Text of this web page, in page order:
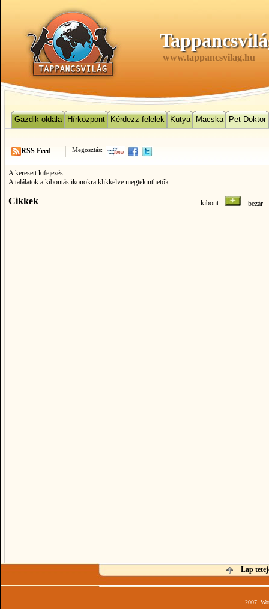
www.tappancsvilag.hu
Gazdik oldala Hírközpont Kérdezz-felelek Kutya Macska Pet Doktor
Megosztás:
RSS Feed
A keresett kifejezés : .
A találatok a kibontás ikonokra klikkelve megtekinthetők.
Cikkek kibont
Lap
2007.